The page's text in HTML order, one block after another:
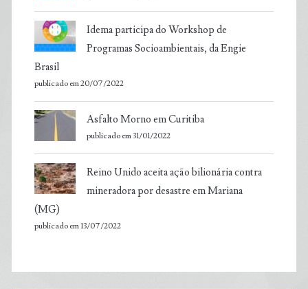
Idema participa do Workshop de
Programas Socioambientais, da Engie
Brasil
publicado em 20/07/2022
Asfalto Morno em Curitiba
publicado em 31/01/2022
Reino Unido aceita ação bilionária contra
mineradora por desastre em Mariana
(MG)
publicado em 13/07/2022